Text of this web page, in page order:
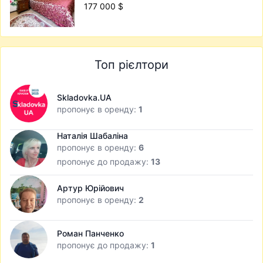
177 000 $
Топ рієлтори
Skladovka.UA
пропонує в оренду: 1
Наталія Шабаліна
пропонує в оренду: 6
пропонує до продажу: 13
Артур Юрійович
пропонує в оренду: 2
Роман Панченко
пропонує до продажу: 1